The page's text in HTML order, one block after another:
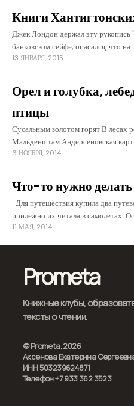
Книги
Джек Лондон держал эту рукопись
банковском сейфе, опасался, что
Хантингтонских садах Лос
13 ЯНВАРЯ, 2015
Орел и голубка,
птицы
Сусальным золотом горят В лесах
Мальденштам Андерсеновская
утопленник, строитель волшебных
убита) превратились в сувениры на
6 НОЯБРЯ, 2014
Что-то нужно
Для путешествия купила два
прилежно их читала в самолетах.
путеводитель по Майорке: за
11 МАЯ, 2014
Prometa
Книжные клубы,
тексты о чтении.
© Prometa, 2026
Аксенова Екатерина
ИНН 503239624871
Телефон +7 933 362 3523